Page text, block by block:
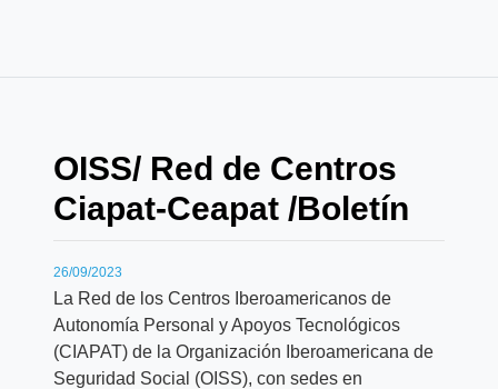
OISS/ Red de Centros
Ciapat-Ceapat /Boletín
26/09/2023
La Red de los Centros Iberoamericanos de
Autonomía Personal y Apoyos Tecnológicos
(CIAPAT) de la Organización Iberoamericana de
Seguridad Social (OISS), con sedes en